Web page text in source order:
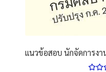
แนวข้อสอบ นักจัดการง